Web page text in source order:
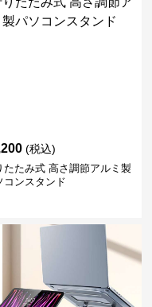
(税込)
たたみ式 高さ調節アルミ製
コンスタンド